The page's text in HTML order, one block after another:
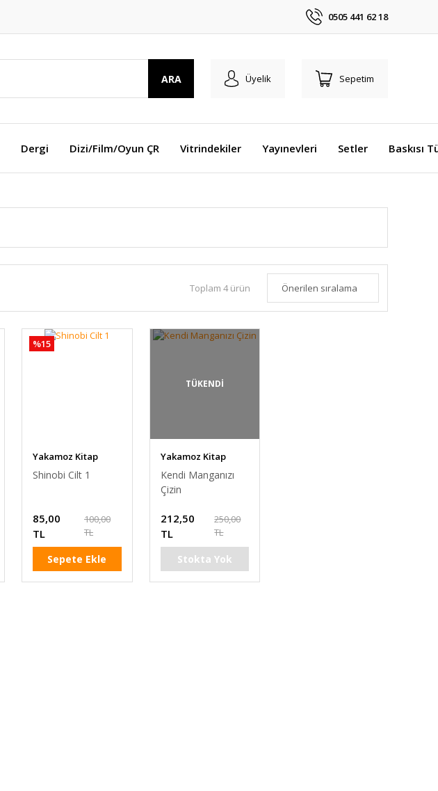
0505 441 62 18
ARA Üyelik Sepetim
Dergi Dizi/Film/Oyun ÇR Vitrindekiler Yayınevleri Setler Baskısı
Toplam 4 ürün
%15
Yakamoz Kitap
Shinobi Cilt 1
85,00
TL
100,00
TL
Sepete Ekle
TÜKENDİ
Yakamoz Kitap
Kendi Manganızı
Çizin
212,50
TL
250,00
TL
Stokta Yok